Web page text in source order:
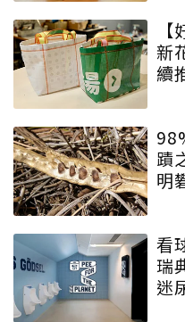
新
續
蹟
明
看
瑞
迷